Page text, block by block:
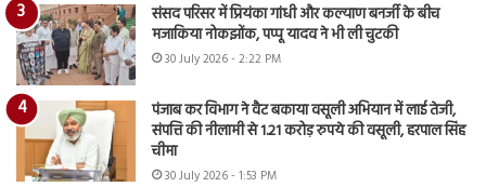
संसद परिसर में प्रियंका गांधी और कल्याण बनर्जी के बीच
मजाकिया नोकझोंक, पप्पू यादव ने भी ली चुटकी
30 July 2026 - 2:22 PM
पंजाब कर विभाग ने वैट बकाया वसूली अभियान में लाई तेजी,
संपत्ति की नीलामी से 1.21 करोड़ रुपये की वसूली, हरपाल सिंह
चीमा
30 July 2026 - 1:53 PM